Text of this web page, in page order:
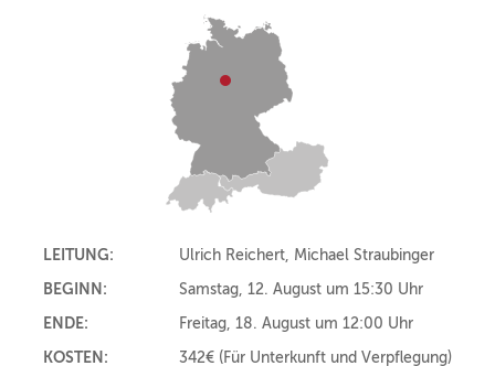
LEITUNG:
Ulrich Reichert, Michael Straubinger
BEGINN:
Samstag, 12. August um 15:30 Uhr
ENDE:
Freitag, 18. August um 12:00 Uhr
KOSTEN:
342€ (Für Unterkunft und Verpflegung)